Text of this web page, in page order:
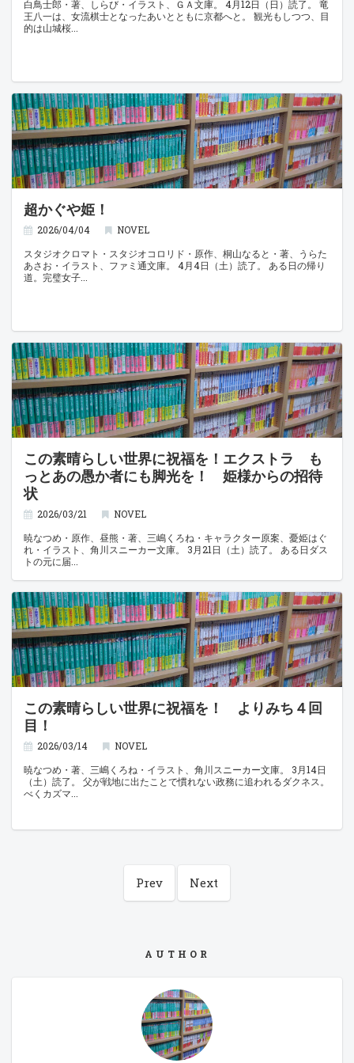
白鳥士郎・著、しらび・イラスト、ＧＡ文庫。 4月12日（日）読了。 竜
王八一は、女流棋士となったあいとともに京都へと。 観光もしつつ、目
的は山城桜
超かぐや姫！
2026/04/04
NOVEL
スタジオクロマト・スタジオコロリド・原作、桐山なると・著、うらた
あさお・イラスト、ファミ通文庫。 4月4日（土）読了。 ある日の帰り
道。完璧女子
この素晴らしい世界に祝福を！エクストラ も
っとあの愚か者にも脚光を！ 姫様からの招待
状
2026/03/21
NOVEL
暁なつめ・原作、昼熊・著、三嶋くろね・キャラクター原案、憂姫はぐ
れ・イラスト、角川スニーカー文庫。 3月21日（土）読了。 ある日ダス
トの元に届
この素晴らしい世界に祝福を！ よりみち４回
目！
2026/03/14
NOVEL
暁なつめ・著、三嶋くろね・イラスト、角川スニーカー文庫。 3月14日
（土）読了。 父が戦地に出たことで慣れない政務に追われるダクネス。
べくカズマ
Prev Next
AUTHOR